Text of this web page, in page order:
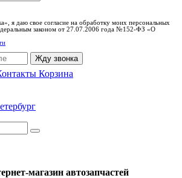
я даю свое согласие на обработку моих персональных
законом от 27.07.2006 года №152-ФЗ «О
Жду звонка
Корзина
магазин автозапчастей